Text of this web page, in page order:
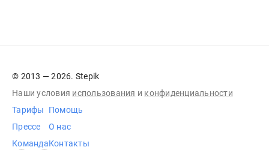
© 2013 — 2026. Stepik
Наши условия использования и конфиденциальности
Тарифы
Прессе
Команда
Помощь
О нас
Контакты